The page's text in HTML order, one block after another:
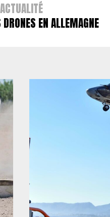
ACTUALITÉ
DRONES EN ALLEMAGNE